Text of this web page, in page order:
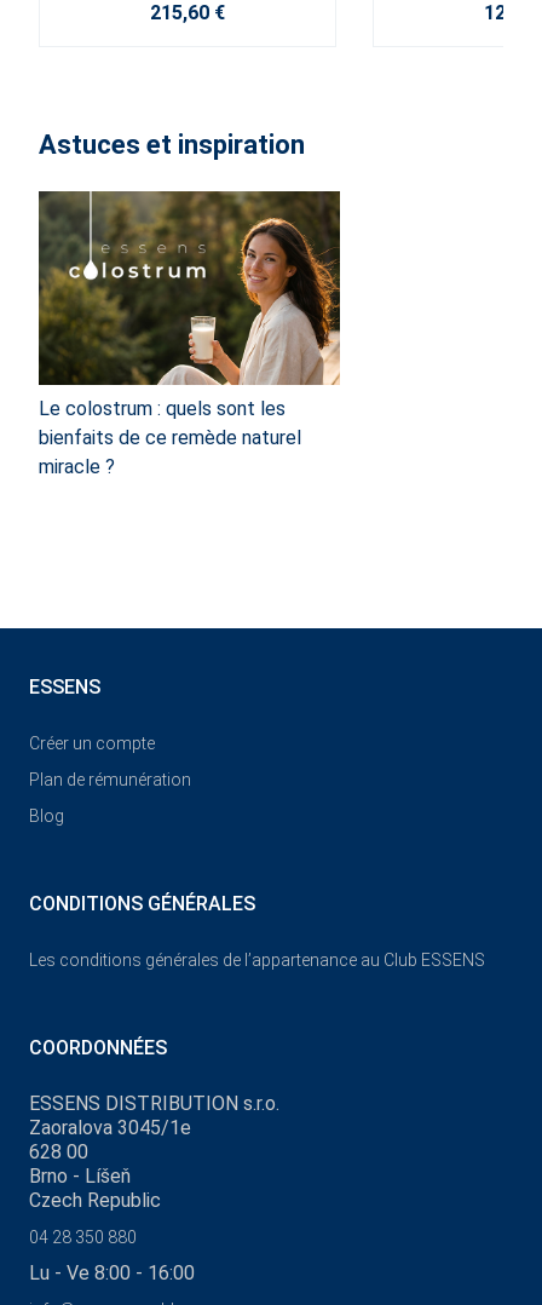
215,60 €
Astuces et inspiration
Le colostrum : quels sont les
bienfaits de ce remède naturel
miracle ?
ESSENS
Créer un compte
Plan de rémunération
Blog
CONDITIONS GÉNÉRALES
Les conditions générales de l’appartenance au Club ESSENS
COORDONNÉES
ESSENS DISTRIBUTION s.r.o.
Zaoralova 3045/1e
628 00
Brno - Líšeň
Czech Republic
04 28 350 880
Lu - Ve 8:00 - 16:00